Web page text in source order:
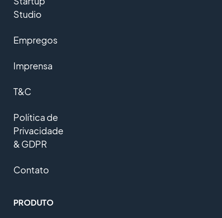
Studio
Empregos
Imprensa
T&C
Política de
Privacidade
& GDPR
Contato
PRODUTO